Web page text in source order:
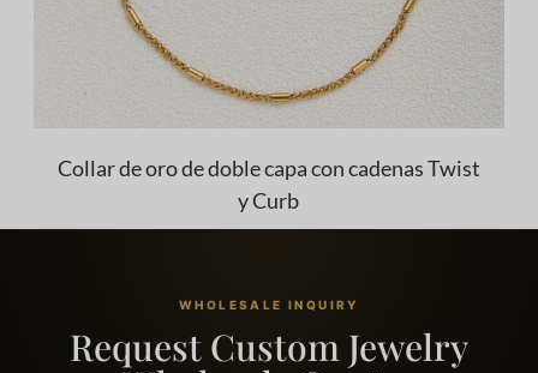
Collar de oro de doble capa con cadenas Twist
y Curb
WHOLESALE INQUIRY
Request Custom Jewelry